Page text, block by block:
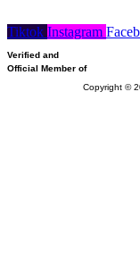
Tiktok Instagram
Verified and
Official Member of
Copyright ©